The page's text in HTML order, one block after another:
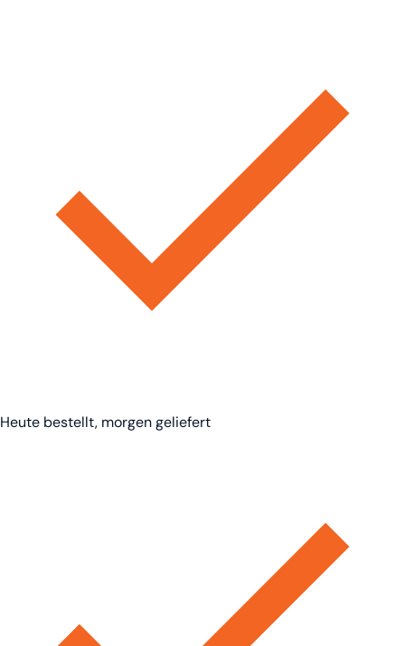
Heute bestellt, morgen geliefert